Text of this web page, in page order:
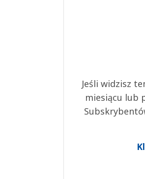
Jeśli widzisz
miesiącu lub